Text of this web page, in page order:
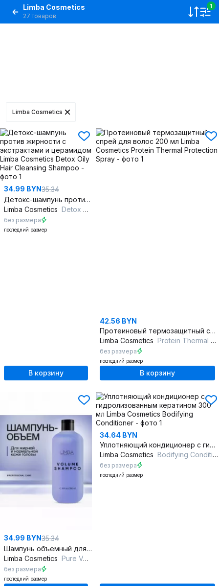
Limba Cosmetics
27 товаров
1
Limba Cosmetics
34.99 BYN35.34
Детокс-шампунь против жирности с экстрактами и церамидом
Limba Cosmetics Detox Oily Hair Cleansing Shampoo
без размера
последний размер
В корзину
42.56 BYN
Протеиновый термозащитный спрей для волос 200 мл
Limba Cosmetics Protein Thermal Protection Spray
без размера
последний размер
В корзину
34.99 BYN35.34
Шампунь объемный для тонких волос с комплексом витамиинов
Limba Cosmetics Pure Volume Shampoo
без размера
последний размер
34.64 BYN
Уплотняющий кондиционер с гидролизованным кератином 300 мл
Limba Cosmetics Bodifying Conditioner
без размера
последний размер